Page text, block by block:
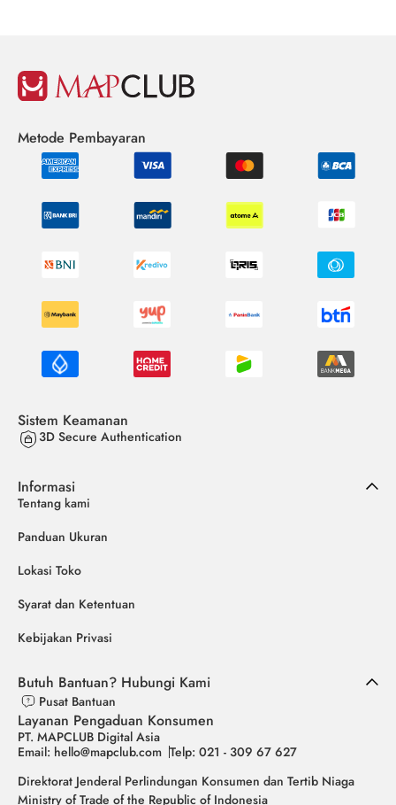
Metode Pembayaran
Sistem Keamanan
3D Secure Authentication
Informasi
Tentang kami
Panduan Ukuran
Lokasi Toko
Syarat dan Ketentuan
Kebijakan Privasi
Butuh Bantuan? Hubungi Kami
Pusat Bantuan
Layanan Pengaduan Konsumen
PT. MAPCLUB Digital Asia
Email: hello@mapclub.com Telp: 021 - 309 67 627
Direktorat Jenderal Perlindungan Konsumen dan Tertib Niaga
Ministry of Trade of the Republic of Indonesia